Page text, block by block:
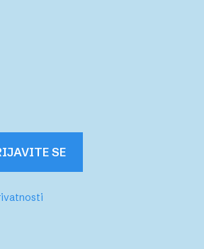
SE